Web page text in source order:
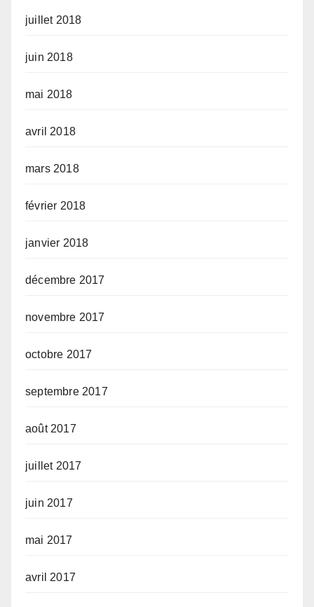
juillet 2018
juin 2018
mai 2018
avril 2018
mars 2018
février 2018
janvier 2018
décembre 2017
novembre 2017
octobre 2017
septembre 2017
août 2017
juillet 2017
juin 2017
mai 2017
avril 2017